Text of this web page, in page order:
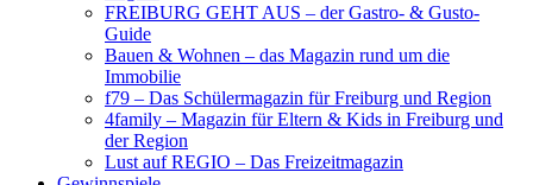
FREIBURG GEHT AUS – der Gastro- & Gusto-
Guide
Bauen & Wohnen – das Magazin rund um die
Immobilie
f79 – Das Schülermagazin für Freiburg und Region
4family – Magazin für Eltern & Kids in Freiburg und
der Region
Lust auf REGIO – Das Freizeitmagazin